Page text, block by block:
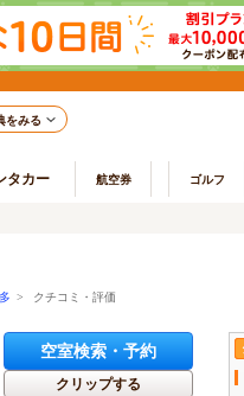
をみる
タカー 航空券 ゴルフ
> クチコミ・評価
空室検索・予約
クリップする